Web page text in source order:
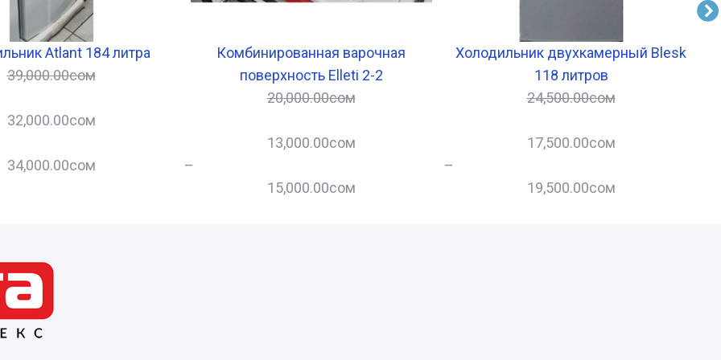
Atlant 184 литра
39,000.00сом
32,000.00сом
34,000.00сом
Комбинированная варочная
поверхность Elleti 2-2
20,000.00сом
13,000.00сом
–
15,000.00сом
Холодильник двухкамерный Blesk
118 литров
24,500.00сом
17,500.00сом
–
19,500.00сом